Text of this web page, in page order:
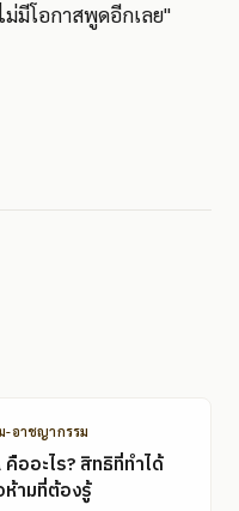
มีโอกาสพูดอีกเลย"
-อาชญากรรม
คืออะไร? สิทธิที่ทำได้
ห้ามที่ต้องรู้